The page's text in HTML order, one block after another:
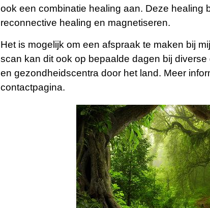
ook een combinatie healing aan. Deze healing
reconnective healing en magnetiseren.
Het is mogelijk om een afspraak te maken bij
scan kan dit ook op bepaalde dagen bij
en gezondheidscentra door het land. Meer
contactpagina.